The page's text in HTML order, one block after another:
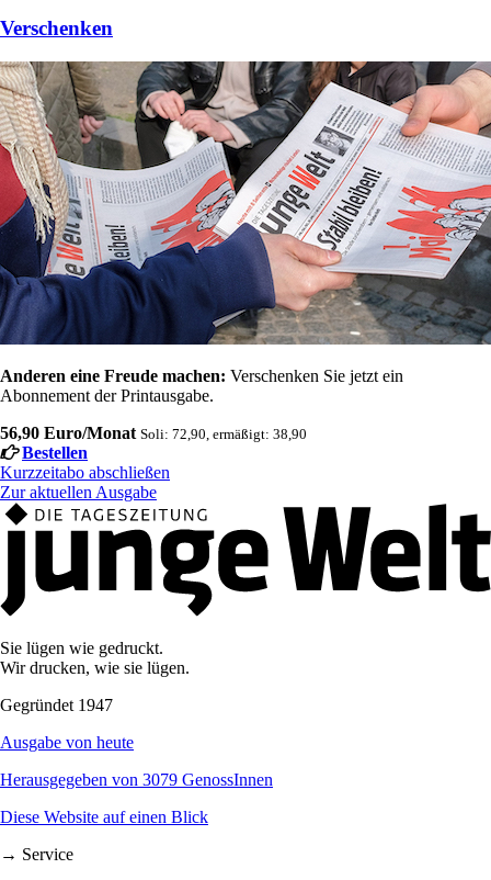
Verschenken
Anderen eine Freude machen: Verschenken Sie jetzt ein
Abonnement der Printausgabe.
56,90 Euro/Monat Soli: 72,90, ermäßigt: 38,90
Bestellen
Kurzzeitabo abschließen
Zur aktuellen Ausgabe
Sie lügen wie gedruckt.
Wir drucken, wie sie lügen.
Gegründet 1947
Ausgabe von heute
Herausgegeben von 3079 GenossInnen
Diese Website auf einen Blick
→ Service